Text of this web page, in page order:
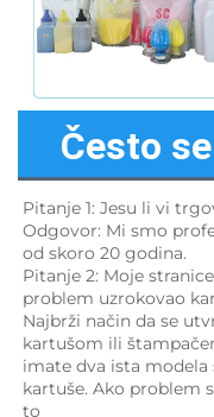
Često
Pitanje 1: Jesu li vi
Odgovor: Mi smo
od skoro 20 godina.
Pitanje 2: Moje
problem uzrokovao
Najbrži način da se
kartušom ili
imate dva ista
kartuše. Ako problem
to